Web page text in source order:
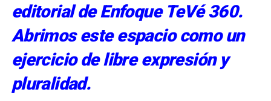
editorial de Enfoque TeVé 360.
Abrimos este espacio como un
ejercicio de libre expresión y
pluralidad.